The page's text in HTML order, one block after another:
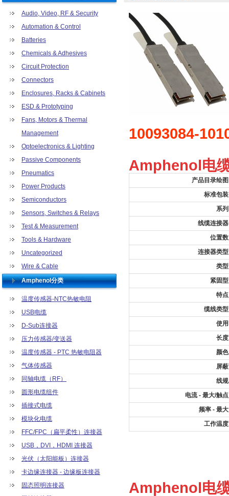
Audio, Video, RF & Security
Automation & Control
Batteries
Chemicals & Adhesives
Circuit Protection
Connectors
Enclosures, Racks & Cabinets
ESD & Prototyping
Fans, Motors & Thermal
Management
Optoelectronics & Lighting
Passive Components
Pneumatics
Power Products
Semiconductors
Sensors, Switches & Relays
Test & Measurement
Tools & Hardware
Uncategorized
Wire & Cable
Amphenol分类
温度传感器-NTC热敏电阻
USB电缆
D-Sub连接器
压力传感器/变送器
温度传感器 - PTC 热敏电阻器
气体传感器
同轴电缆（RF）
圆形电缆组件
插接式电缆
模块化电缆
FFC/FPC（扁平柔性）连接器
USB，DVI，HDMI 连接器
光伏（太阳能板）连接器
卡边缘连接器 - 边缘板连接器
固态照明连接器
10093084-
Amphenol电
产品目录绘
标准包
系
线缆连接
位置
连接器类
类
紧固
特
缆线类
使
长
颜
屏
线
电流 - 最大/触
频率 - 最
工作温
Amphenol电